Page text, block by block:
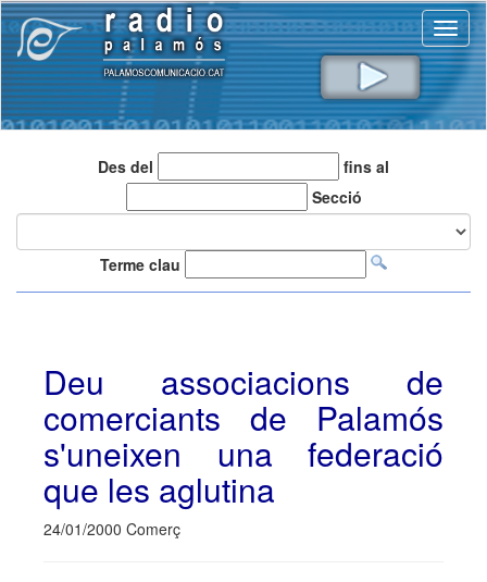
Des del
fins al
Secció
Terme clau
Deu associacions de
comerciants de Palamós
s'uneixen una federació
que les aglutina
24/01/2000 Comerç